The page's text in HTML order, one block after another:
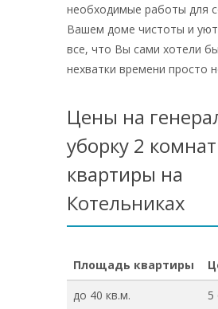
необходимые работы для
Вашем доме чистоты и
все, что Вы сами хотели
нехватки времени просто
Цены на
уборку 2
квартиры на
Котельниках
Площадь квартиры
до 40 кв.м.
5